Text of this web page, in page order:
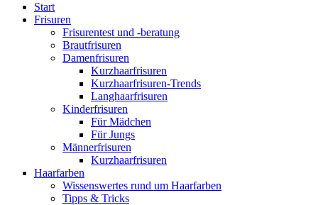
Start
Frisuren
Frisurentest und -beratung
Brautfrisuren
Damenfrisuren
Kurzhaarfrisuren
Kurzhaarfrisuren-Trends
Langhaarfrisuren
Kinderfrisuren
Für Mädchen
Für Jungs
Männerfrisuren
Kurzhaarfrisuren
Haarfarben
Wissenswertes rund um Haarfarben
Tipps & Tricks